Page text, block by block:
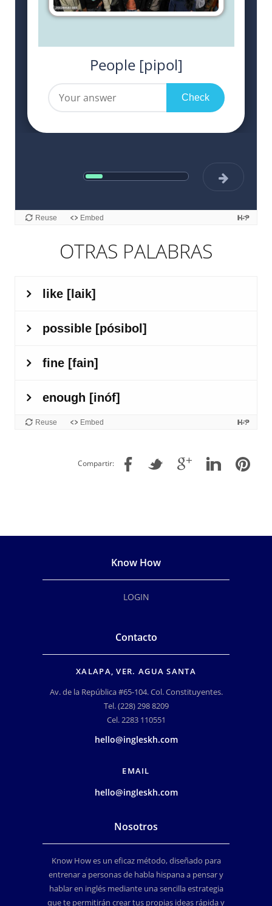
OTRAS PALABRAS
Compartir:
Know How
LOGIN
Contacto
XALAPA, VER. AGUA SANTA
Av. de la República #65-104. Col. Constituyentes.
Tel. (228) 298 8209
Cel. 2283 110551
hello@ingleskh.com
EMAIL
hello@ingleskh.com
Nosotros
Know How es un eficaz método, diseñado para
entrenar a personas de habla hispana a pensar y
hablar en inglés mediante una sencilla estrategia
que te permitirán crear tus propias ideas rápida y